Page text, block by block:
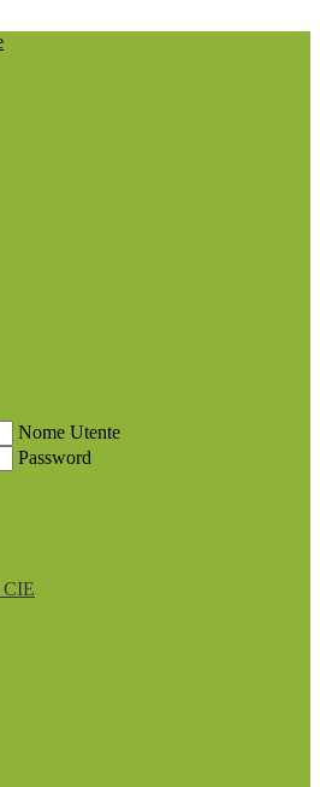
Nome Utente
Password
CIE